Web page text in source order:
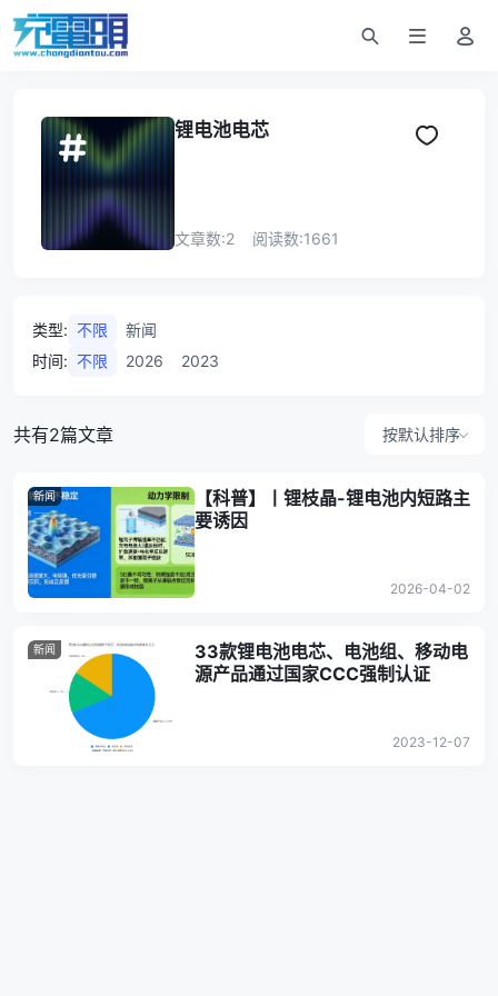
锂电池电芯
文章数:2 阅读数:1661
类型: 不限
新闻
时间: 不限 2026 2023
共有2篇文章 按默认排序
新闻
【科普】丨锂枝晶-锂电池内短路主
要诱因
2026-04-02
新闻
33款锂电池电芯、电池组、移动电
源产品通过国家CCC强制认证
2023-12-07